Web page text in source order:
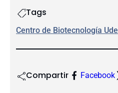
Tags
Centro de Biotecnología
Compartir Facebook